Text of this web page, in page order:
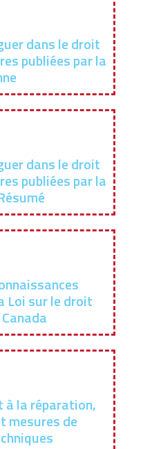
dans le droit
publiées par la
dans le droit
publiées par la
Loi sur le droit
à la réparation,
mesures de